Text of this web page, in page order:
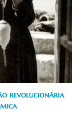
revolucionária